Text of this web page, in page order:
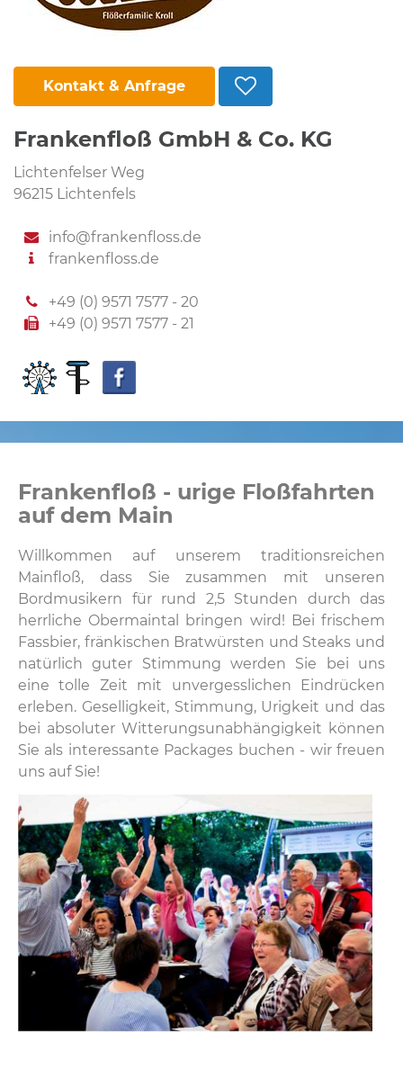
Kontakt & Anfrage
Frankenfloß GmbH & Co. KG
Lichtenfelser Weg
96215 Lichtenfels
info@frankenfloss.de
frankenfloss.de
+49 (0) 9571 7577 - 20
+49 (0) 9571 7577 - 21
Frankenfloß - urige Floßfahrten
auf dem Main
Willkommen auf unserem traditionsreichen
Mainfloß, dass Sie zusammen mit unseren
Bordmusikern für rund 2,5 Stunden durch das
herrliche Obermaintal bringen wird! Bei frischem
Fassbier, fränkischen Bratwürsten und Steaks und
natürlich guter Stimmung werden Sie bei uns
eine tolle Zeit mit unvergesslichen Eindrücken
erleben. Geselligkeit, Stimmung, Urigkeit und das
bei absoluter Witterungsunabhängigkeit können
Sie als interessante Packages buchen - wir freuen
uns auf Sie!